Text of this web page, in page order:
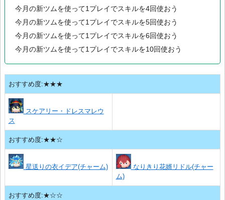
今月の新ツムを使って1プレイでスキルを4回使おう
今月の新ツムを使って1プレイでスキルを5回使おう
今月の新ツムを使って1プレイでスキルを6回使おう
今月の新ツムを使って1プレイでスキルを10回使おう
おすすめ度:★★★
スケアリー・ドレスマレウ
ス
おすすめ度:★★☆
星送りの衣イデア(チャーム)
なりきり花婿リドル(チャー
ム)
おすすめ度:★☆☆